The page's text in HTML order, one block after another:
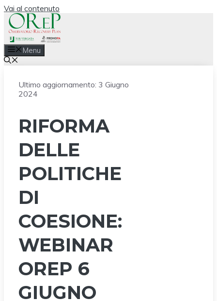
Vai al contenuto
Menu
Ultimo aggiornamento: 3 Giugno
2024
RIFORMA
DELLE
POLITICHE
DI
COESIONE:
WEBINAR
OREP 6
GIUGNO